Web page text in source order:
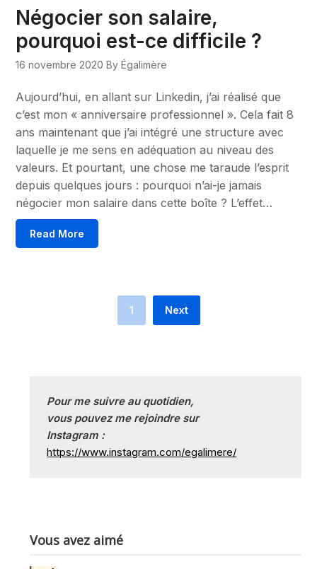
Négocier son salaire,
pourquoi est-ce difficile ?
16 novembre 2020 By Égalimère
Aujourd’hui, en allant sur Linkedin, j’ai réalisé que
c’est mon « anniversaire professionnel ». Cela fait 8
ans maintenant que j’ai intégré une structure avec
laquelle je me sens en adéquation au niveau des
valeurs. Et pourtant, une chose me taraude l’esprit
depuis quelques jours : pourquoi n’ai-je jamais
négocier mon salaire dans cette boîte ? L’effet…
Read More
1 Next
Pour me suivre au quotidien,
vous pouvez me rejoindre sur
Instagram :
https://www.instagram.com/egalimere/
Vous avez aimé